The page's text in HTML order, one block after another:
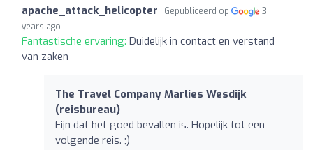
apache_attack_helicopter Gepubliceerd op
3
years ago
Fantastische ervaring: Duidelijk in contact en verstand
van zaken
The Travel Company Marlies Wesdijk
(reisbureau)
Fijn dat het goed bevallen is. Hopelijk tot een
volgende reis. ;)